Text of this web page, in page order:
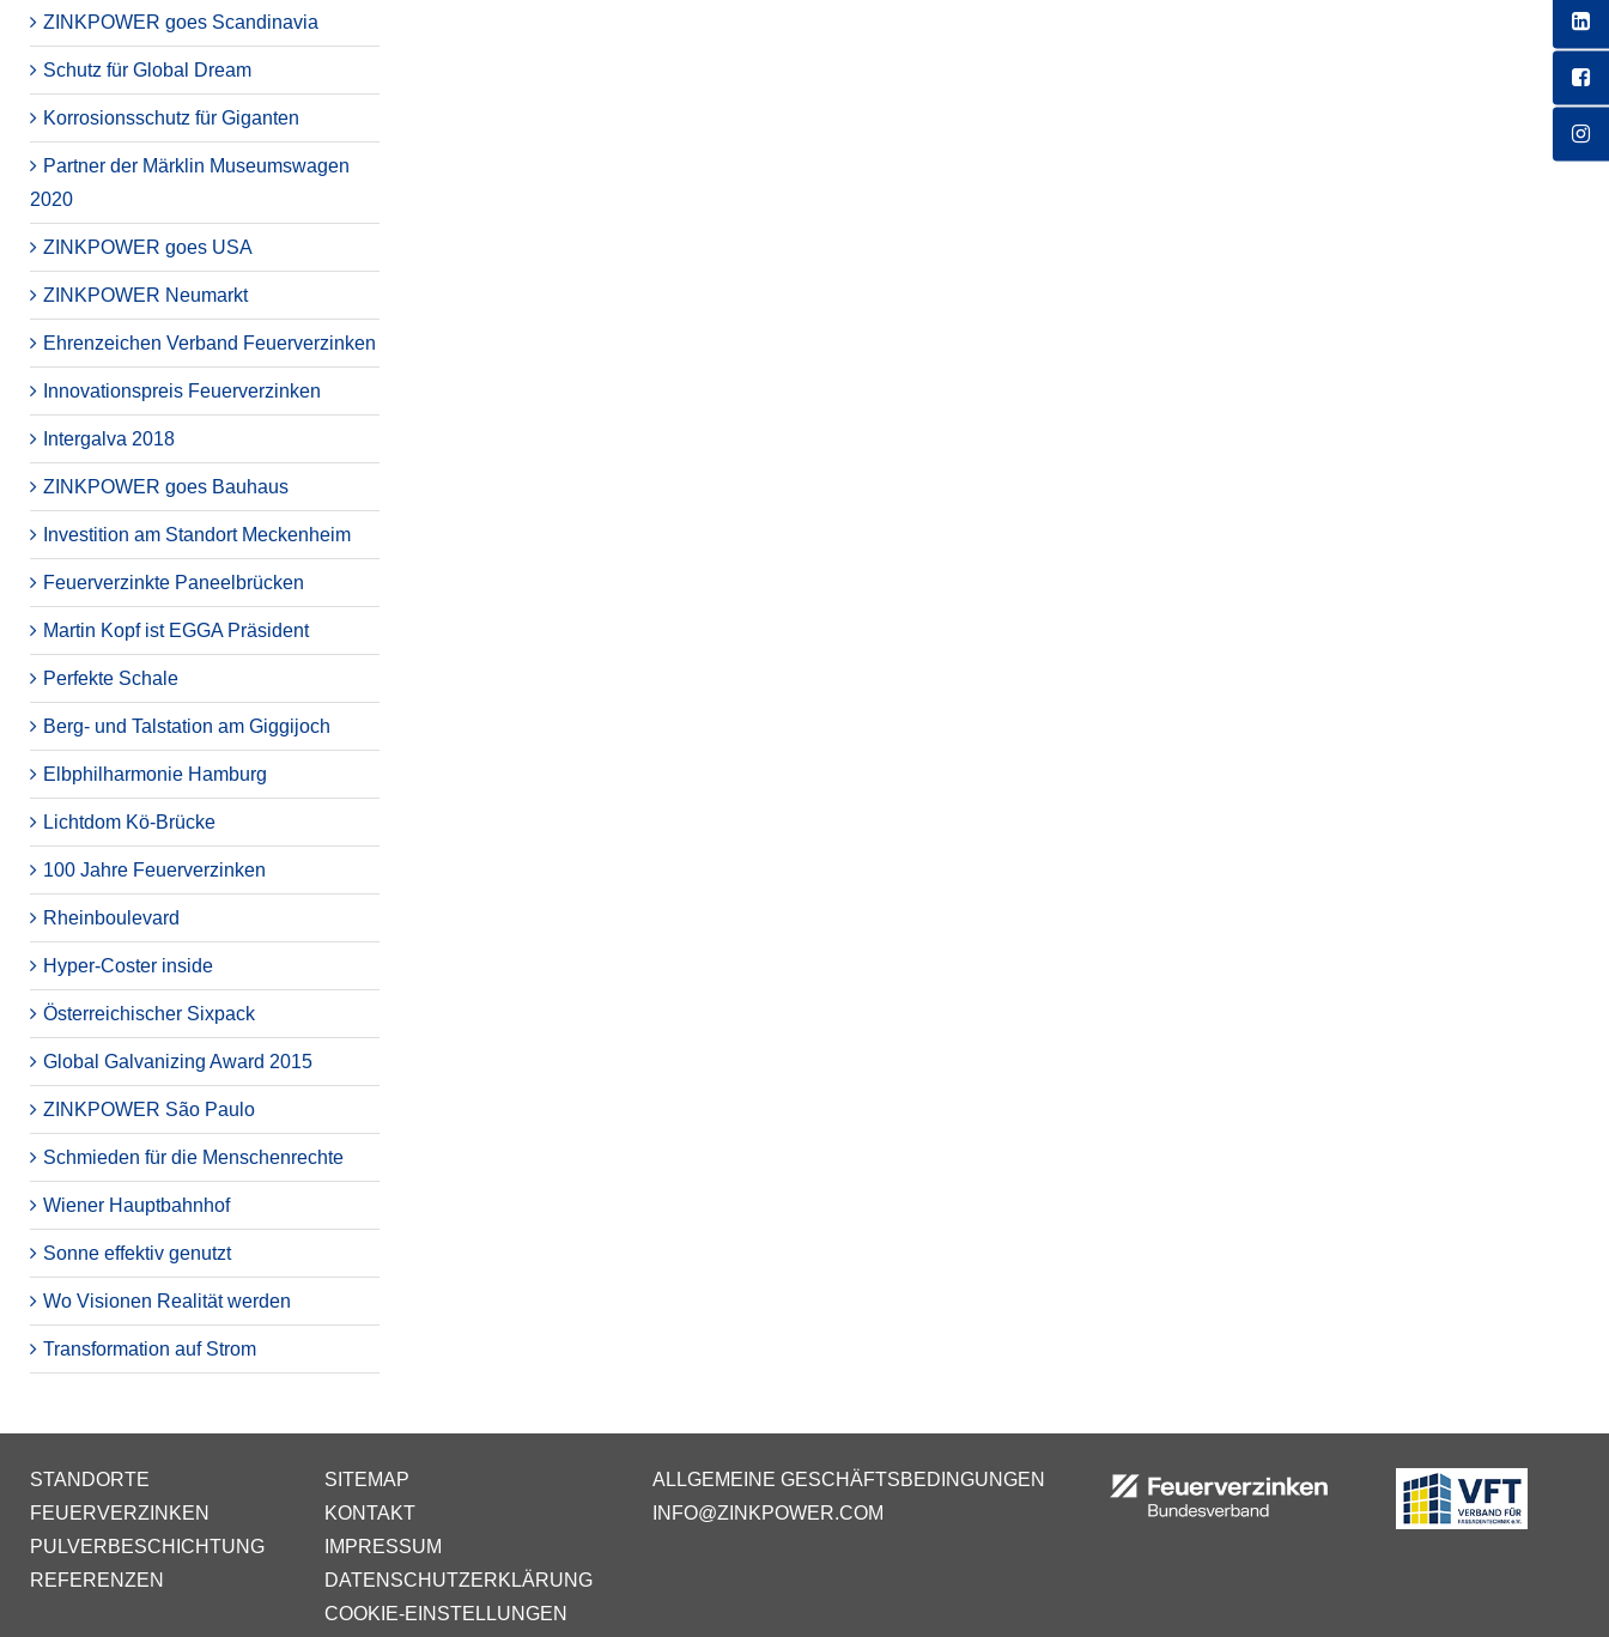
ZINKPOWER goes Scandinavia
Schutz für Global Dream
Korrosionsschutz für Giganten
Partner der Märklin Museumswagen
2020
ZINKPOWER goes USA
ZINKPOWER Neumarkt
Ehrenzeichen Verband Feuerverzinken
Innovationspreis Feuerverzinken
Intergalva 2018
ZINKPOWER goes Bauhaus
Investition am Standort Meckenheim
Feuerverzinkte Paneelbrücken
Martin Kopf ist EGGA Präsident
Perfekte Schale
Berg- und Talstation am Giggijoch
Elbphilharmonie Hamburg
Lichtdom Kö-Brücke
100 Jahre Feuerverzinken
Rheinboulevard
Hyper-Coster inside
Österreichischer Sixpack
Global Galvanizing Award 2015
ZINKPOWER São Paulo
Schmieden für die Menschenrechte
Wiener Hauptbahnhof
Sonne effektiv genutzt
Wo Visionen Realität werden
Transformation auf Strom
STANDORTE
FEUERVERZINKEN
PULVERBESCHICHTUNG
REFERENZEN
SITEMAP
KONTAKT
IMPRESSUM
DATENSCHUTZERKLÄRUNG
COOKIE-EINSTELLUNGEN
ALLGEMEINE GESCHÄFTSBEDINGUNGEN
INFO@ZINKPOWER.COM